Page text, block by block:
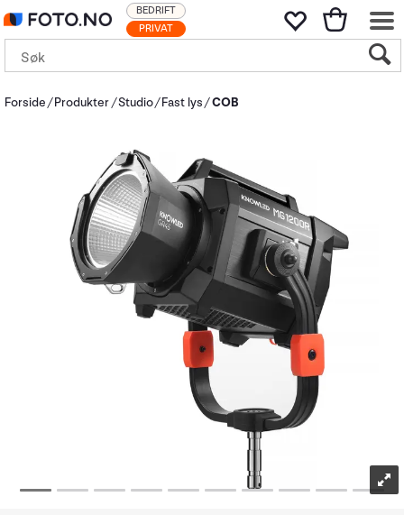
PRIVAT
BEDRIFT
Forside Produkter Studio Fast lys COB